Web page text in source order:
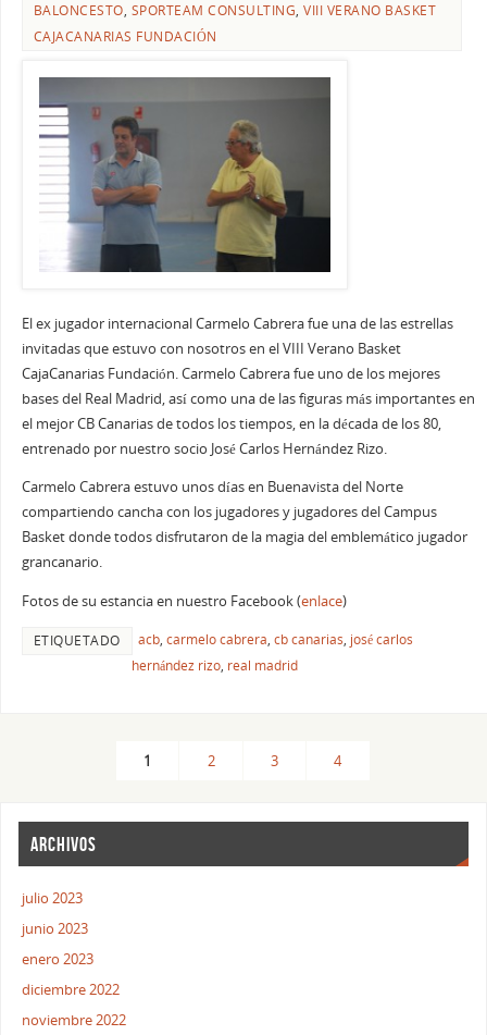
BALONCESTO, SPORTEAM CONSULTING,VIII VERANO BASKET
CAJACANARIAS FUNDACIÓN
El ex jugador internacional Carmelo Cabrera fue una de las estrellas
invitadas que estuvo con nosotros en el VIII Verano Basket
CajaCanarias Fundación. Carmelo Cabrera fue uno de los mejores
bases del Real Madrid, así como una de las figuras más importantes en
el mejor CB Canarias de todos los tiempos, en la década de los 80,
entrenado por nuestro socio José Carlos Hernández Rizo.
Carmelo Cabrera estuvo unos días en Buenavista del Norte
compartiendo cancha con los jugadores y jugadores del Campus
Basket donde todos disfrutaron de la magia del emblemático jugador
grancanario.
Fotos de su estancia en nuestro Facebook (enlace)
ETIQUETADO acb, carmelo cabrera, cb canarias, josé carlos
hernández rizo, real madrid
1 2 3 4
ARCHIVOS
julio 2023
junio 2023
enero 2023
diciembre 2022
noviembre 2022